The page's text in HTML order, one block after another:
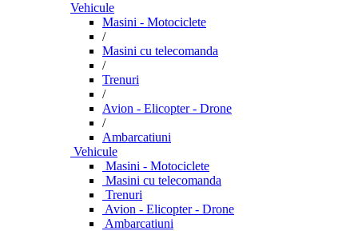
Vehicule
Masini - Motociclete
/
Masini cu telecomanda
/
Trenuri
/
Avion - Elicopter - Drone
/
Ambarcatiuni
Vehicule
Masini - Motociclete
Masini cu telecomanda
Trenuri
Avion - Elicopter - Drone
Ambarcatiuni